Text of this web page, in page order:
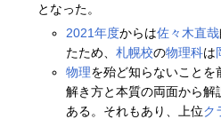
となった。
2021年度からは佐々木直哉
たため、 札幌校の物理科は
物理を殆ど知らないことを
解き方と本質の両面から
ある。それもあり、上位ク